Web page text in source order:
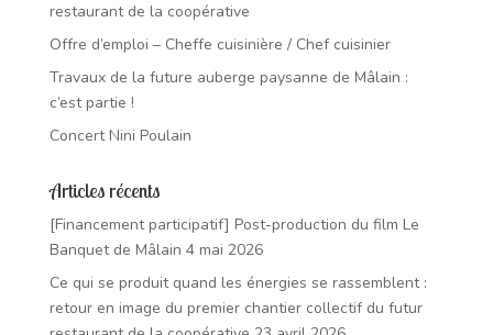
restaurant de la coopérative
Offre d’emploi – Cheffe cuisinière / Chef cuisinier
Travaux de la future auberge paysanne de Mâlain :
c’est partie !
Concert Nini Poulain
Articles récents
[Financement participatif] Post-production du film Le
Banquet de Mâlain 4 mai 2026
Ce qui se produit quand les énergies se rassemblent :
retour en image du premier chantier collectif du futur